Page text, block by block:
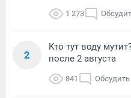
1 273
2
Кто тут воду
после 2 августа
841 Обсудить